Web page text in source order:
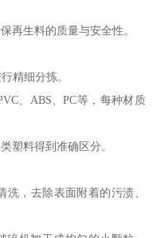
再生料的质量与安全性。
精细分拣。
、ABS、PC等，每种材质
塑料得到准确区分。
，去除表面附着的污渍、